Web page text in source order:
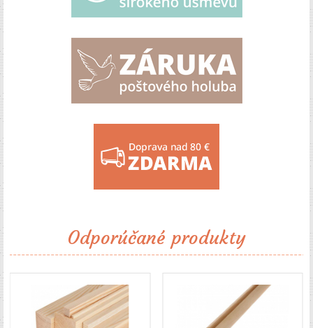
Odporúčané produkty